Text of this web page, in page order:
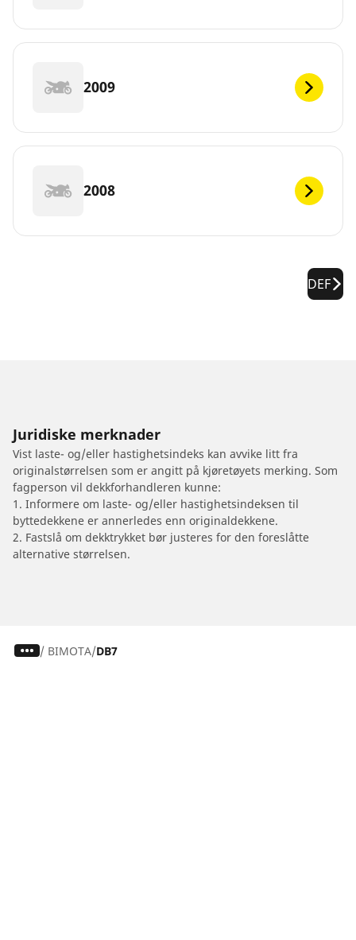
2009
2008
DEF
Juridiske merknader
Vist laste- og/eller hastighetsindeks kan avvike litt fra
originalstørrelsen som er angitt på kjøretøyets merking. Som
fagperson vil dekkforhandleren kunne:
1. Informere om laste- og/eller hastighetsindeksen til
byttedekkene er annerledes enn originaldekkene.
2. Fastslå om dekktrykket bør justeres for den foreslåtte
alternative størrelsen.
/ BIMOTA DB7